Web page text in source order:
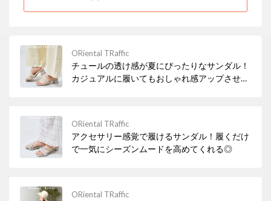
ORiental TRaffic
チュールの透け感が夏にぴったりなサンダル！
カジュアルに履いてもおしゃれ感アップさせて
ORiental TRaffic
アクセサリー感覚で履けるサンダル！履くだけ
で一気にシーズンムードを高めてくれる◎
ORiental TRaffic